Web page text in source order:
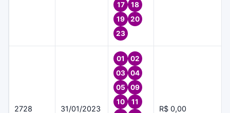
17
18
19
20
23
2728 31/01/2023
01
02
03
04
05
09
10
11
R$ 0,00